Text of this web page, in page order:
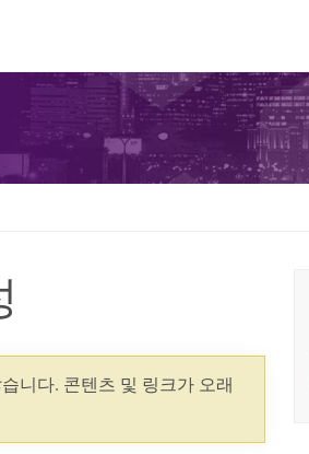
니다. 콘텐츠 및 링크가 오래